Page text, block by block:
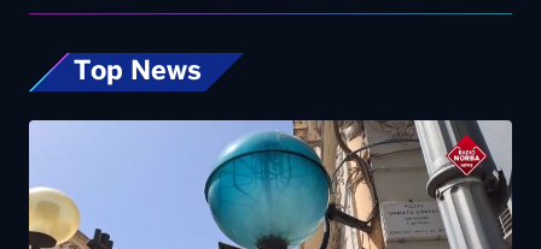
Top News